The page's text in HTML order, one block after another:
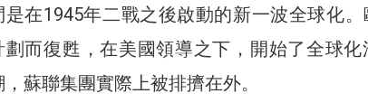
是在1945年二戰之後啟動的新一波全球化
劃而復甦，在美國領導之下，開始了全球
，蘇聯集團實際上被排擠在外。